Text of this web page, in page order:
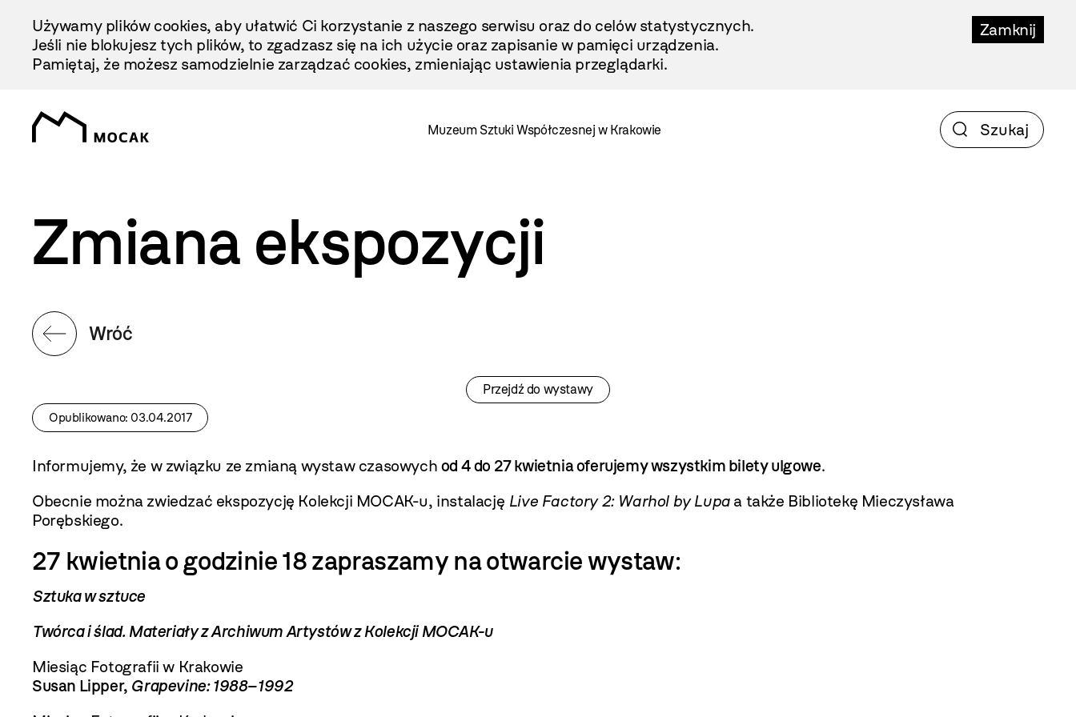
Treści
Zamknij
Używamy plików cookies, aby ułatwić Ci korzystanie z naszego serwisu oraz do celów statystycznych.
Jeśli nie blokujesz tych plików, to zgadzasz się na ich użycie oraz zapisanie w pamięci urządzenia.
Pamiętaj, że możesz samodzielnie zarządzać cookies, zmieniając ustawienia przeglądarki.
Muzeum Sztuki Współczesnej w Krakowie
Zmiana ekspozycji
Wróć
Przejdź do wystawy
Opublikowano: 03.04.2017
Informujemy, że w związku ze zmianą wystaw czasowych od 4 do 27 kwietnia oferujemy wszystkim bilety ulgowe.
Obecnie można zwiedzać ekspozycję Kolekcji MOCAK-u, instalację Live Factory 2: Warhol by Lupaa także Bibliotekę Mieczysława
Porębskiego.
27 kwietnia o godzinie 18 zapraszamy na otwarcie wystaw:
Sztuka w sztuce
Twórca i ślad. Materiały z Archiwum Artystów z Kolekcji MOCAK-u
Miesiąc Fotografii w Krakowie
Susan Lipper, Grapevine: 1988–1992